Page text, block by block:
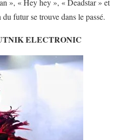
», « Hey hey », « Deadstar » et
futur se trouve dans le passé.
ELECTRONIC